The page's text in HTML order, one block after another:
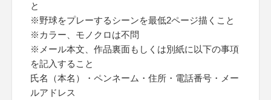
と
※野球をプレーするシーンを最低2ページ描くこと
※カラー、モノクロは不問
※メール本文、作品裏面もしくは別紙に以下の事項
を記入すること
氏名（本名）・ペンネーム・住所・電話番号・メー
ルアドレス